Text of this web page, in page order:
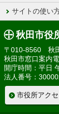
サイトの使い
秋田市役
〒010-8560 秋
秋田市窓口案内
開庁時間：平日
法人番号：
市役所アクセ